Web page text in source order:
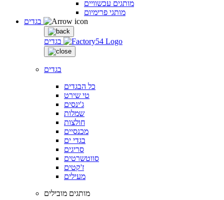
מותגים עכשוויים
מותגי פרימיום
בגדים
בגדים
כל הבגדים
טי שירט
ג'ינסים
שמלות
חולצות
מכנסיים
בגדי ים
סריגים
סווטשרטים
ז'קטים
מעילים
מותגים מובילים